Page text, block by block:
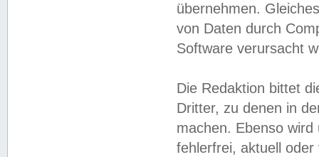
übernehmen.
von Daten durch
Software verursacht
Die Redaktion bittet
Dritter, zu denen in
machen. Ebenso
fehlerfrei, aktuell oder